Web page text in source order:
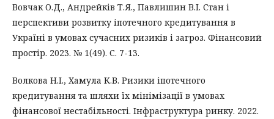
Вовчак О.Д., Андрейків Т.Я., Павлишин В.І. Стан і
перспективи розвитку іпотечного кредитування в
Україні в умовах сучасних ризиків і загроз. Фінансовий
простір. 2023. № 1(49). С. 7-13.
Волкова Н.І., Хамула К.В. Ризики іпотечного
кредитування та шляхи їх мінімізації в умовах
фінансової нестабільності. Інфраструктура ринку. 2022.